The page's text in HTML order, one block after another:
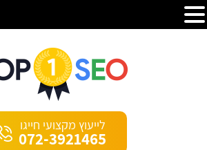
לייעוץ מקצועי חייגו
072-3921465